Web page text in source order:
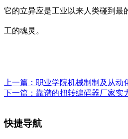
它的立异应是工业以来人类碰到最
工的魂灵。
上一篇： 职业学院机械制制及从动
下一篇： 靠谱的扭转编码器厂家实
快捷导航